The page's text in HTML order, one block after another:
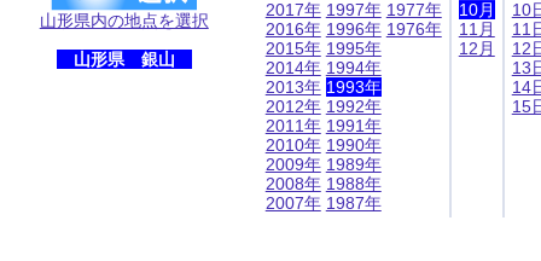
山形県内の地点を選択
山形県 銀山
2017年
2016年
2015年
2014年
2013年
2012年
2011年
2010年
2009年
2008年
2007年
1997年
1996年
1995年
1994年
1993年
1992年
1991年
1990年
1989年
1988年
1987年
1977年
1976年
10月
11月
12月
10
11
12
13
14
15